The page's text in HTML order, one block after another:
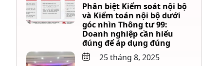
Phân biệt Kiểm soát nội bộ
và Kiểm toán nội bộ dưới
góc nhìn Thông tư 99:
Doanh nghiệp cần hiểu
đúng để áp dụng đúng
25 tháng 8, 2025